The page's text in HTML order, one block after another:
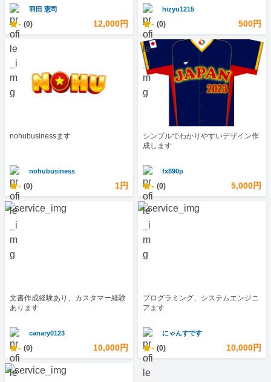
羽田 憲司
- (0) 12,000円
hizyu1215
- (0) 500円
nohubusinessます
nohubusiness
- (0) 1円
シンプルでわかりやすいデザイン作
成します
fx890p
- (0) 5,000円
文書作成経験あり、カスタマー経験
あります
canary0123
- (0) 10,000円
プログラミング、システムエンジニ
アます
にゃんすです
- (0) 10,000円